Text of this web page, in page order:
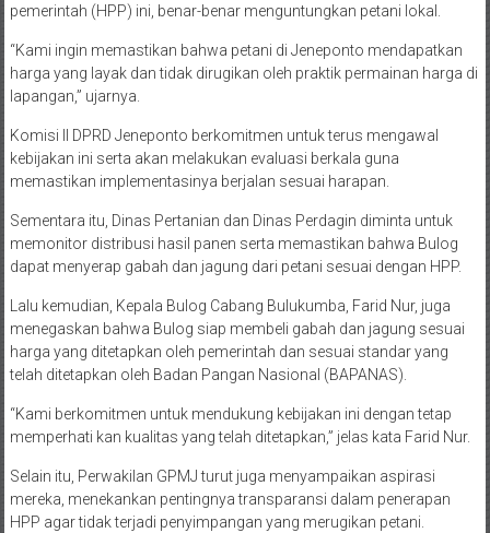
pemerintah (HPP) ini, benar-benar menguntungkan petani lokal.
“Kami ingin memastikan bahwa petani di Jeneponto mendapatkan
harga yang layak dan tidak dirugikan oleh praktik permainan harga di
lapangan,” ujarnya.
Komisi II DPRD Jeneponto berkomitmen untuk terus mengawal
kebijakan ini serta akan melakukan evaluasi berkala guna
memastikan implementasinya berjalan sesuai harapan.
Sementara itu, Dinas Pertanian dan Dinas Perdagin diminta untuk
memonitor distribusi hasil panen serta memastikan bahwa Bulog
dapat menyerap gabah dan jagung dari petani sesuai dengan HPP.
Lalu kemudian, Kepala Bulog Cabang Bulukumba, Farid Nur, juga
menegaskan bahwa Bulog siap membeli gabah dan jagung sesuai
harga yang ditetapkan oleh pemerintah dan sesuai standar yang
telah ditetapkan oleh Badan Pangan Nasional (BAPANAS).
“Kami berkomitmen untuk mendukung kebijakan ini dengan tetap
memperhati kan kualitas yang telah ditetapkan,” jelas kata Farid Nur.
Selain itu, Perwakilan GPMJ turut juga menyampaikan aspirasi
mereka, menekankan pentingnya transparansi dalam penerapan
HPP agar tidak terjadi penyimpangan yang merugikan petani.